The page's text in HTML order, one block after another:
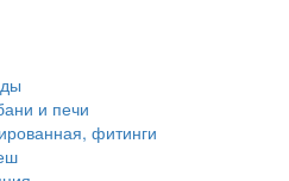
и печи
фитинги